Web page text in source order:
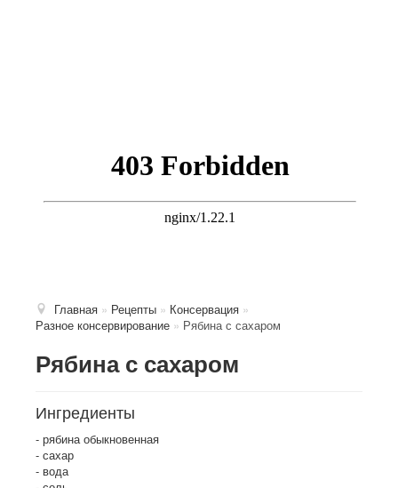
Главная » Рецепты » Консервация »
Разное консервирование » Рябина с сахаром
Рябина с сахаром
Ингредиенты
- рябина обыкновенная
- сахар
- вода